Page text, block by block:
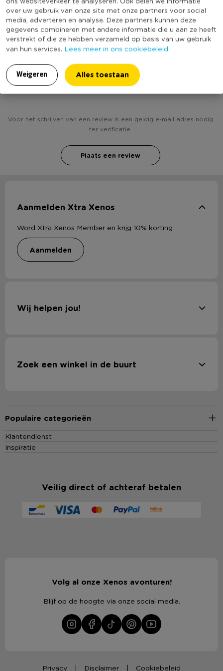
over uw gebruik van onze site met onze partners voor social
media, adverteren en analyse. Deze partners kunnen deze
gegevens combineren met andere informatie die u aan ze heeft
verstrekt of die ze hebben verzameld op basis van uw gebruik
van hun services. Lees meer in ons cookiebeleid.
Weigeren Alles toestaan
* De nieuwste rage op kinderfeestjes
Productlengte (cm)
16
Duurzaamheidsscore
(Nog) geen score
bekend
Heb jij Piñata kasteel? Schrijf een review!
Voor het schrijven van een review is een geldig e-mail adres nodig
ter verificatie.
Plaats een review
Aanmelden Xtra Xenos
Word Xtra Xenos Member en krijg 10% korting
aanmelden
Wij helpen jou!
Zoek een winkel in de buurt
Populaire categorieën
Klantendienst
Inspiratie
Veilig direct of achteraf betalen
Volg al onze Xenos avonturen!
Blijf op de hoogte via onze social media.
Privacy Disclaimer Cookiebeleid